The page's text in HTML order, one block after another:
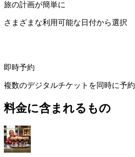
旅の計画が簡単に
さまざまな利用可能な日付から選択
即時予約
複数のデジタルチケットを同時に予約
料金に含まれるもの